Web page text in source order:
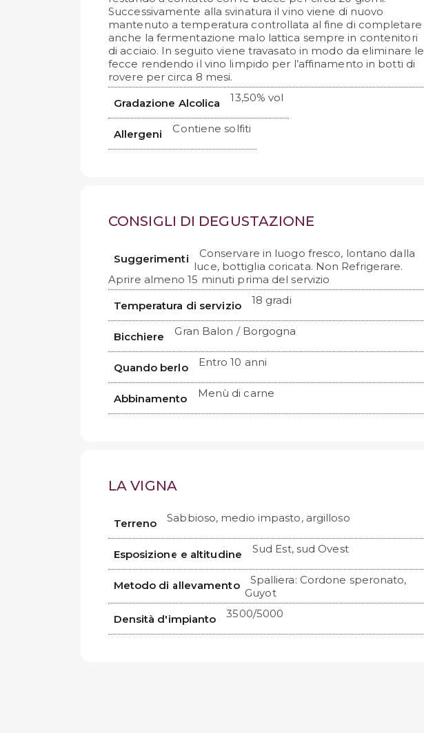
Successivamente alla svinatura il vino viene di nuovo
mantenuto a temperatura controllata al fine di completare
anche la fermentazione malo lattica sempre in contenitori
di acciaio. In seguito viene travasato in modo da eliminare le
fecce rendendo il vino limpido per l’affinamento in botti di
rovere per circa 8 mesi.
Gradazione Alcolica
13,50% vol
Allergeni Contiene solfiti
CONSIGLI DI DEGUSTAZIONE
Suggerimenti
Conservare in luogo fresco, lontano dalla
luce, bottiglia coricata. Non Refrigerare.
Aprire almeno 15 minuti prima del servizio
Temperatura di servizio
18 gradi
Bicchiere Gran Balon / Borgogna
Quando berlo Entro 10 anni
Abbinamento Menù di carne
LA VIGNA
Terreno Sabbioso, medio impasto, argilloso
Esposizione e altitudine Sud Est, sud Ovest
Metodo di allevamento
Spalliera: Cordone speronato,
Guyot
Densità d'impianto
3500/5000